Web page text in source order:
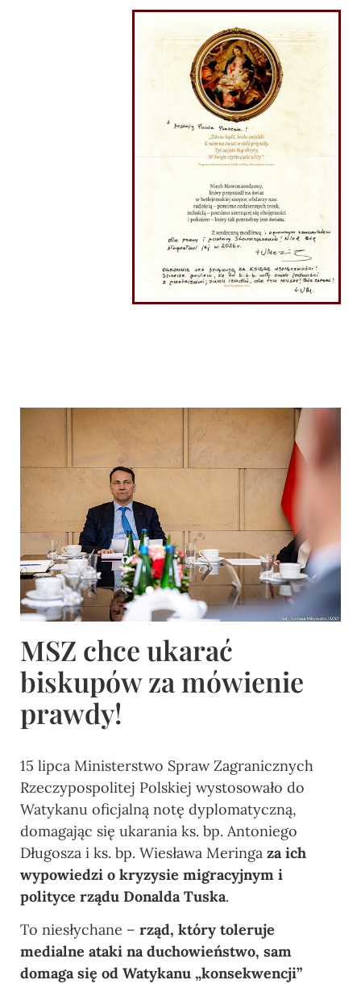
pasterskiej odpowiedzialności.
Prosimy o jasną i jednoznaczną reakcjęna skandaliczne
działania Ministerstwa Spraw Zagranicznych, które w
oficjalnej nocie dyplomatycznej do Watykanu zaatakowało
dwóch polskich biskupów – domagając się ich ukarania za
głoszenie poglądów zgodnych z katolicką nauką.
To sytuacja bez precedensu w historii wolnej Polski – dlatego
wobec tego rodzaju presji byłoby
i zachęta do większego jeszcze
kneblowania ust Kościołowi w Polsce.
Z modlitwą i najwyższym szacunkiem,
Wierni Kościoła katolickiego w Polsce
MSZ chce ukarać
biskupów za mówienie
prawdy!
15 lipca Ministerstwo Spraw Zagranicznych
Rzeczypospolitej Polskiej wystosowało do
Watykanu oficjalną notę dyplomatyczną,
domagając się ukarania ks. bp. Antoniego
Długosza i ks. bp. Wiesława Meringa za ich
wypowiedzi o kryzysie migracyjnym i
polityce rządu Donalda Tuska.
To niesłychane – rząd, który toleruje
medialne ataki na duchowieństwo, sam
domaga się od Watykanu „konsekwencji”